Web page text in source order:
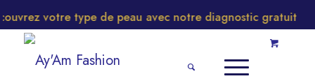
votre type de peau avec notre diagnostic gratuit